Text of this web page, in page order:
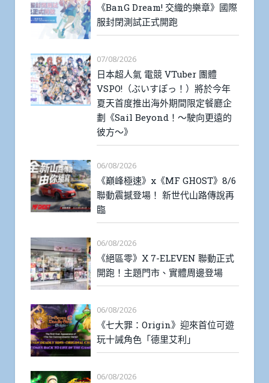
《BanG Dream! 交織的樂章》國際
服封閉測試正式開跑
07/08/2026
日本超人氣 電競 VTuber 團體
VSPO!（ぶいすぽっ！）將於今年
夏天首度推出海外期間限定餐廳企
劃《Sail Beyond！～駛向更遠的
彼方～》
06/08/2026
《巔峰極速》x《MF GHOST》8/6
聯動震撼登場！ 新世代山路傳說再
臨
06/08/2026
《絕區零》X 7-ELEVEN 聯動正式
開跑！主題門市、實體周邊登場
06/08/2026
《七大罪：Origin》迎來首位可遊
玩十誡角色「德里艾利」
06/08/2026